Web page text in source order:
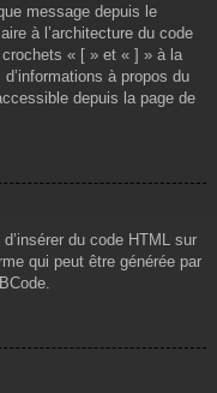
message depuis le
à l’architecture du code
« [ » et « ] » à la
à propos du
depuis la page de
du code HTML sur
qui peut être générée par